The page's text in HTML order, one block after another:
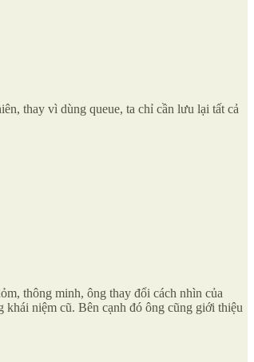
thay vì dùng queue, ta chỉ cần lưu lại tất cả
thông minh, ông thay đổi cách nhìn của
khái niệm cũ. Bên cạnh đó ông cũng giới thiệu